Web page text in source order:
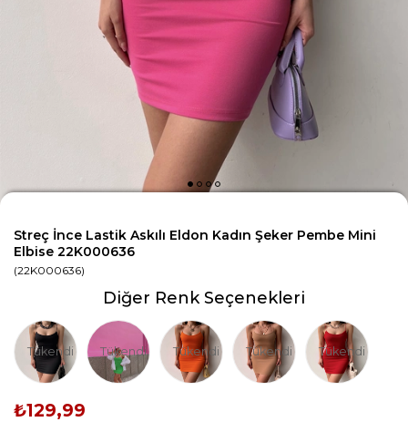
Streç İnce Lastik Askılı Eldon Kadın Şeker Pembe Mini
Elbise 22K000636
(22K000636)
Diğer Renk Seçenekleri
Tükendi Tükendi Tükendi Tükendi Tükendi
₺129,99